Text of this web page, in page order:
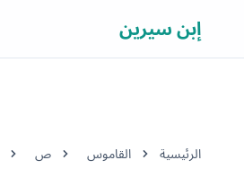
إبن سيرين
الرئيسية القاموس ص